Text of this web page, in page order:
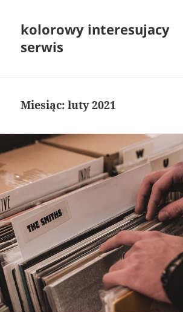
kolorowy interesujacy
serwis
Miesiąc:luty 2021